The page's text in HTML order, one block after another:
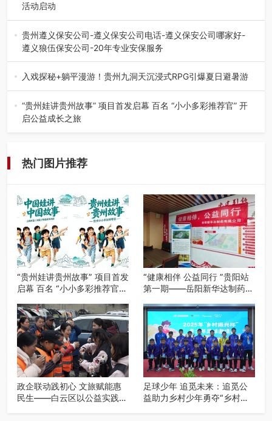
活动启动
七月的贵阳，清风送爽，第四届“爽爽贵阳·青春之声”校园管
弦乐（合唱）艺术交流活动…
贵州遵义保安公司-遵义保安公司电话-遵义保安公司哪家好-
遵义狼伍保安公司-20年专业安保服务
在遵义，不管是企业园区运营、小区物业管理、建筑工地施
工、商业商场经营，还是举办各…
入戏探秘+躺平漫游！贵州九洞天沉浸式RPG引爆夏日避暑游
入伏后的贵州，清凉依旧。而在毕节深处的九洞天景区，贵
州首个水上喀斯特沉浸式RPG…
“贵州娃讲贵州故事” 项目首发启幕 百名 “小小多彩推荐官” 开
启公益成长之旅
热门图片推荐
“贵州娃讲贵州故事” 项目首发
启幕 百名 “小小多彩推荐官”
“健康相伴 公益同行 ”贵阳站
第一期——岳阳新华达制药贵
政企联动践初心 文旅赋能惠
民生——白云区以公益实践绘
足球少年 追觅未来：追觅公
益助力乡村少年勇夺“乡村振